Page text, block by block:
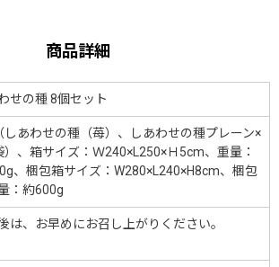
商品詳細
せの種 8個セット
しあわせの種（苺）、しあわせの種プレーン×
）、箱サイズ：Ｗ240×L250×Ｈ5cm、重量：
、梱包箱サイズ：W280×L240×H8cm、梱包
：約600g
は、お早めにお召し上がりください。